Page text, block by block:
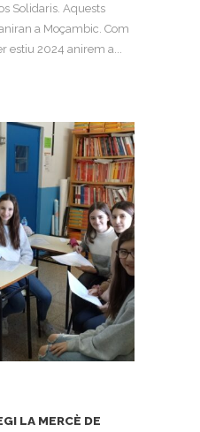
Solidaris. Aquests
a Moçambic. Com
estiu 2024 anirem a...
LA MERCÈ DE